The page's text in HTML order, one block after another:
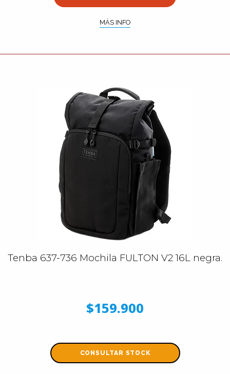
MÁS INFO
Tenba 637-736 Mochila FULTON V2 16L negra.
$159.900
CONSULTAR STOCK